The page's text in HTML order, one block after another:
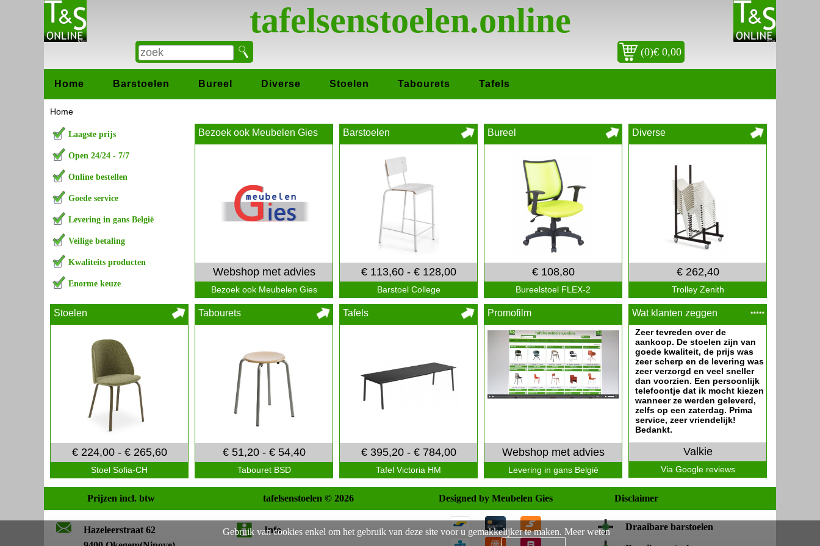
tafelsenstoelen.online
(0)€ 0,00
Home Barstoelen Bureel Diverse Stoelen Tabourets Tafels
Home
Laagste prijs
Open 24/24 - 7/7
Online bestellen
Goede service
Levering in gans België
Veilige betaling
Kwaliteits producten
Enorme keuze
Bezoek ook Meubelen Gies
Webshop met advies
Bezoek ook Meubelen Gies
Barstoelen
€ 113,60 - € 128,00
Barstoel College
Bureel
€ 108,80
Bureelstoel FLEX-2
Diverse
€ 262,40
Trolley Zenith
Stoelen
€ 224,00 - € 265,60
Stoel Sofia-CH
Tabourets
€ 51,20 - € 54,40
Tabouret BSD
Tafels
€ 395,20 - € 784,00
Tafel Victoria HM
Promofilm
Webshop met advies
Levering in gans België
Wat klanten zeggen
Zeer tevreden over de
aankoop. De stoelen zijn van
goede kwaliteit, de prijs was
zeer scherp en de levering was
zeer verzorgd en veel sneller
dan voorzien. Een persoonlijk
telefoontje dat ik mocht kiezen
wanneer ze werden geleverd,
zelfs op een zaterdag. Prima
service, zeer vriendelijk!
Bedankt.
Valkie
Via Google reviews
Prijzen incl. btw tafelsenstoelen © 2026 Designed by Meubelen Gies Disclaimer
Hazeleerstraat 62
Info Draaibare barstoelen
Gebruik van cookies enkel om het gebruik van deze site voor u gemakkelijker te maken. Meer weten